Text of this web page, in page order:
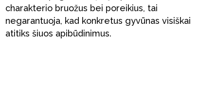
charakterio bruožus bei poreikius, tai
negarantuoja, kad konkretus gyvūnas visiškai
atitiks šiuos apibūdinimus.